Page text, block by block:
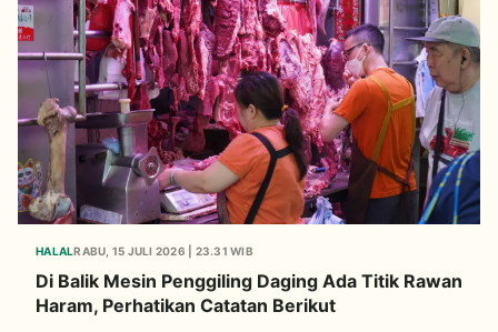
HALALRABU, 15 JULI 2026 | 23.31 WIB
Di Balik Mesin Penggiling Daging Ada Titik Rawan
Haram, Perhatikan Catatan Berikut